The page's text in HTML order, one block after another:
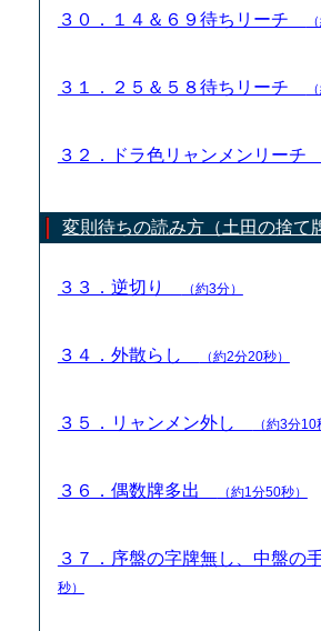
３０．１４＆６９待ちリーチ
３１．２５＆５８待ちリーチ
３２．ドラ色リャンメンリーチ
変則待ちの読み方（土田の捨て
３３．逆切り （約3分）
３４．外散らし （約2分20秒）
３５．リャンメン外し （約3分10
３６．偶数牌多出 （約1分50秒）
３７．序盤の字牌無し、中盤の
秒）